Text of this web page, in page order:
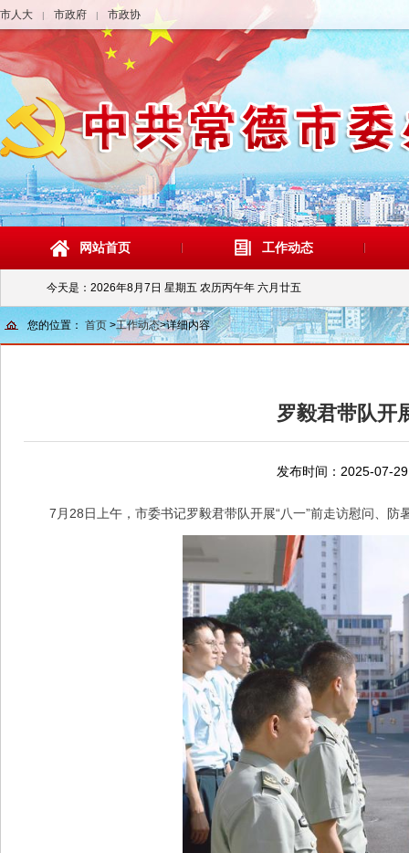
市人大 | 市政府 | 市政协
网站首页 工作动态
今天是： 2026年8月7日 星期五 农历丙午年 六月廿五
您的位置： 首页 >工作动态>详细内容
罗毅君带队开
发布时间：2025-07-29
7月28日上午，市委书记罗毅君带队开展“八一”前走访慰问、